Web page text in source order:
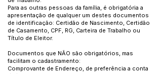
Para as outras pessoas da família, é obrigatória a
apresentação de qualquer um destes documentos
de identificação: Certidão de Nascimento, Certidão
de Casamento, CPF, RG, Carteira de Trabalho ou
Título de Eleitor.
Documentos que NÃO são obrigatórios, mas
facilitam o cadastramento:
Comprovante de Endereço, de preferência a conta